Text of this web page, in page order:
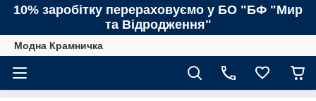
10% заробітку перераховуємо у БО "БФ "Мир
та Відродження"
Модна Крамничка